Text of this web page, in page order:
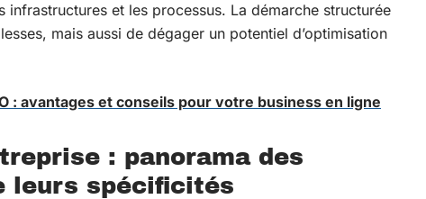
et les processus. La démarche structurée
mais aussi de dégager un potentiel d’optimisation
: avantages et conseils pour votre business en ligne
: panorama des
leurs spécificités